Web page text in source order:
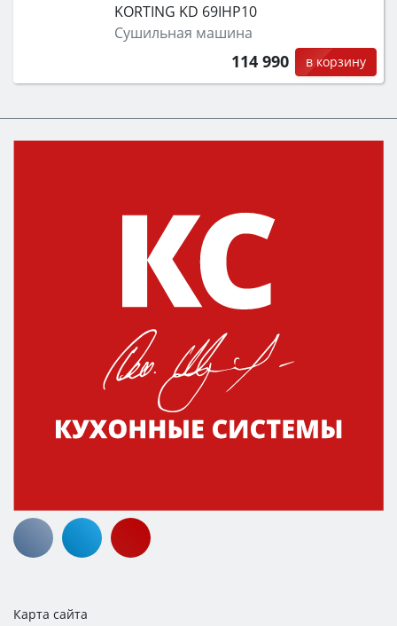
KORTING KD 69IHP10
Сушильная машина
114 990 в корзину
Карта сайта